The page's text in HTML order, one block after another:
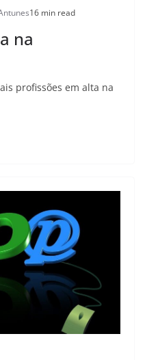
16 min read
na
profissões em alta na